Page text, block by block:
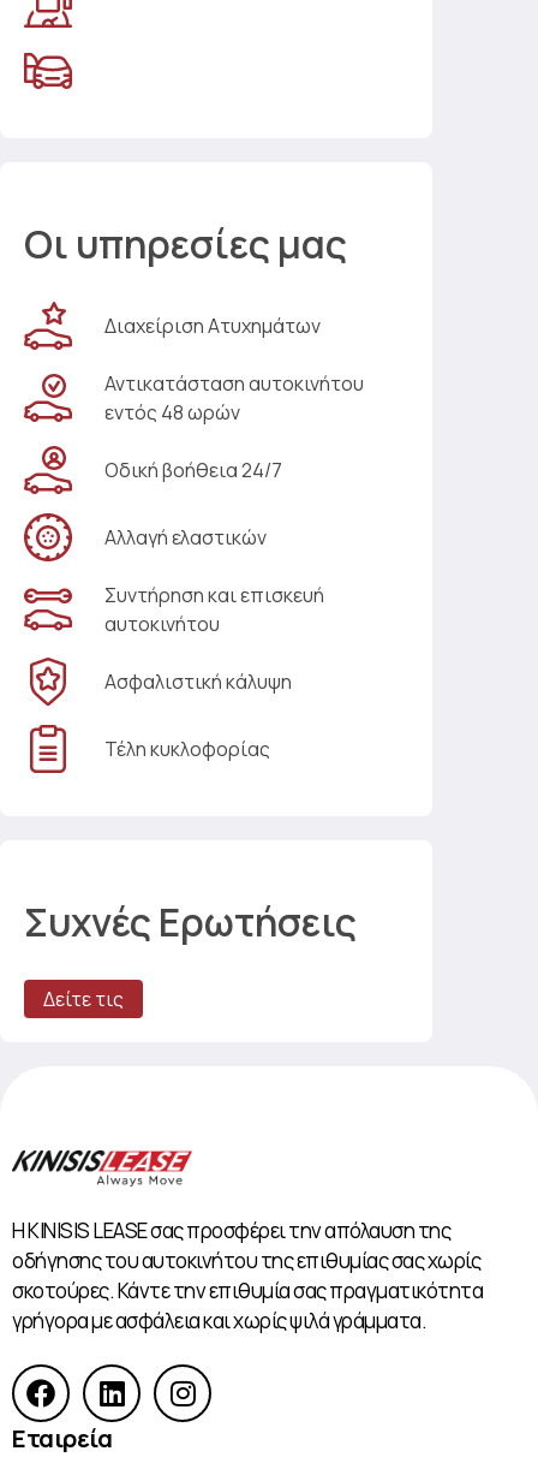
Οι υπηρεσίες μας
Διαχείριση Ατυχημάτων
Αντικατάσταση αυτοκινήτου
εντός 48 ωρών
Οδική βοήθεια 24/7
Αλλαγή ελαστικών
Συντήρηση και επισκευή
αυτοκινήτου
Ασφαλιστική κάλυψη
Τέλη κυκλοφορίας
Συχνές Ερωτήσεις
Δείτε τις
Η KINISIS LEASE σας προσφέρει την απόλαυση της
οδήγησης του αυτοκινήτου της επιθυμίας σας χωρίς
σκοτούρες. Κάντε την επιθυμία σας πραγματικότητα
γρήγορα με ασφάλεια και χωρίς ψιλά γράμματα.
Εταιρεία